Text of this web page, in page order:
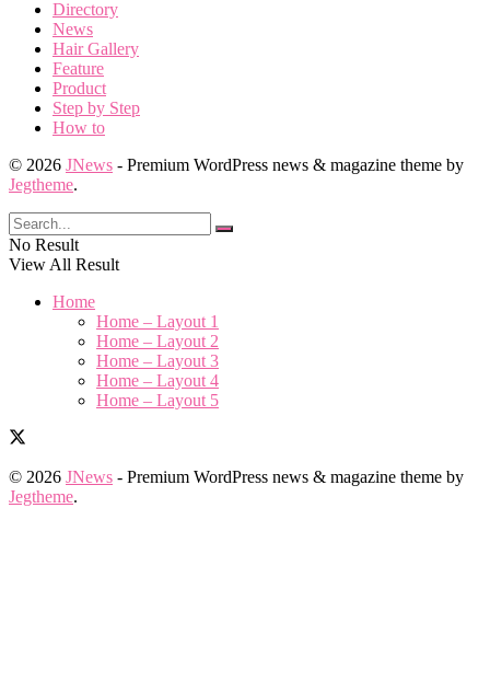
Directory
News
Hair Gallery
Feature
Product
Step by Step
How to
© 2026 JNews - Premium WordPress news & magazine theme by
Jegtheme.
No Result
View All Result
Home
Home – Layout 1
Home – Layout 2
Home – Layout 3
Home – Layout 4
Home – Layout 5
© 2026 JNews - Premium WordPress news & magazine theme by
Jegtheme.